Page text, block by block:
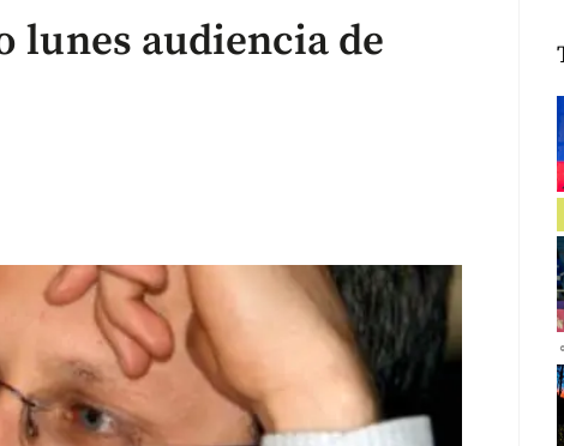
lunes audiencia de